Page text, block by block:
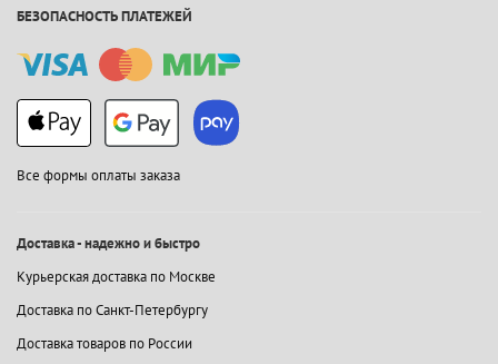
БЕЗОПАСНОСТЬ ПЛАТЕЖЕЙ
Все формы оплаты заказа
Доставка - надежно и быстро
Курьерская доставка по Москве
Доставка по Санкт-Петербургу
Доставка товаров по России